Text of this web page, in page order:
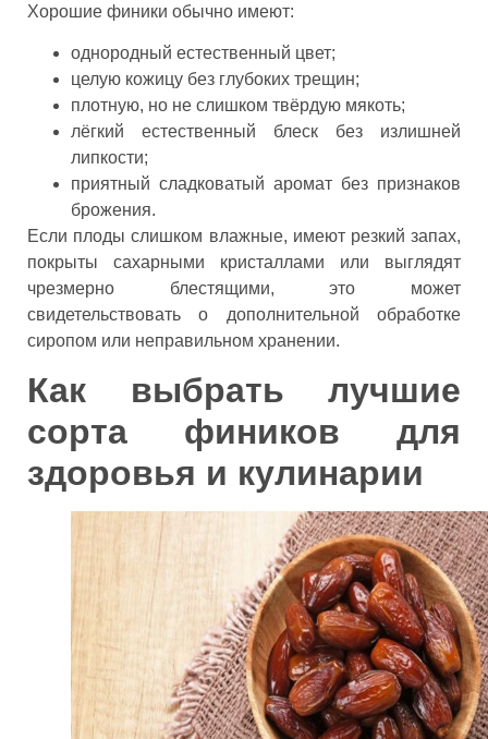
Хорошие финики обычно имеют:
однородный естественный цвет;
целую кожицу без глубоких трещин;
плотную, но не слишком твёрдую мякоть;
лёгкий естественный блеск без излишней
липкости;
приятный сладковатый аромат без признаков
брожения.
Если плоды слишком влажные, имеют резкий запах,
покрыты сахарными кристаллами или выглядят
чрезмерно блестящими, это может
свидетельствовать о дополнительной обработке
сиропом или неправильном хранении.
Как выбрать лучшие
сорта фиников для
здоровья и кулинарии